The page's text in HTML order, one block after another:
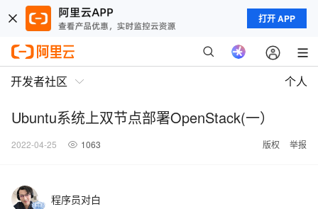
打开 APP
开发者社区 个人
Ubuntu系统上双节点部署OpenStack(一）
2022-04-25 1063 版权 举报
程序员对白